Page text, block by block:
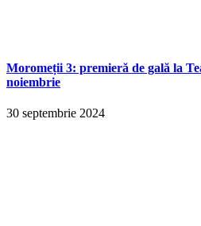
Moromeții 3: premieră de gală la
noiembrie
30 septembrie 2024